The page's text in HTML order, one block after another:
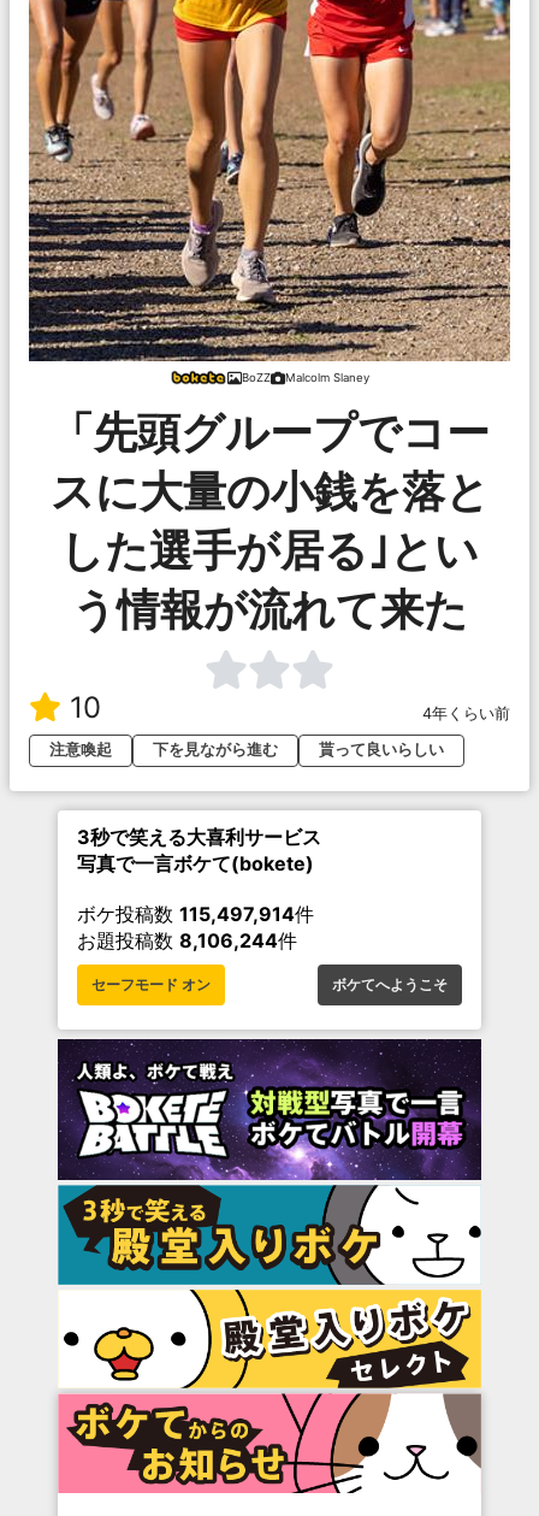
BoZZ Malcolm Slaney
「先頭グループでコー
スに大量の小銭を落と
した選手が居る｣とい
う情報が流れて来た
10
4年くらい前
注意喚起
下を見ながら進む 貰って良いらしい
3秒で笑える大喜利サービス
写真で一言ボケて(bokete)
ボケ投稿数 115,497,914件
お題投稿数 8,106,244件
セーフモード オン ボケてへようこそ